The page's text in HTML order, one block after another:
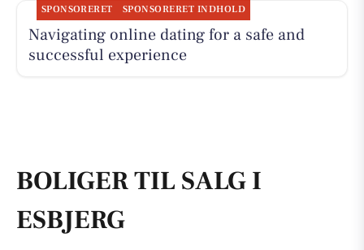
SPONSORERET SPONSORERET INDHOLD
Navigating online dating for a safe and
successful experience
BOLIGER TIL SALG I
ESBJERG